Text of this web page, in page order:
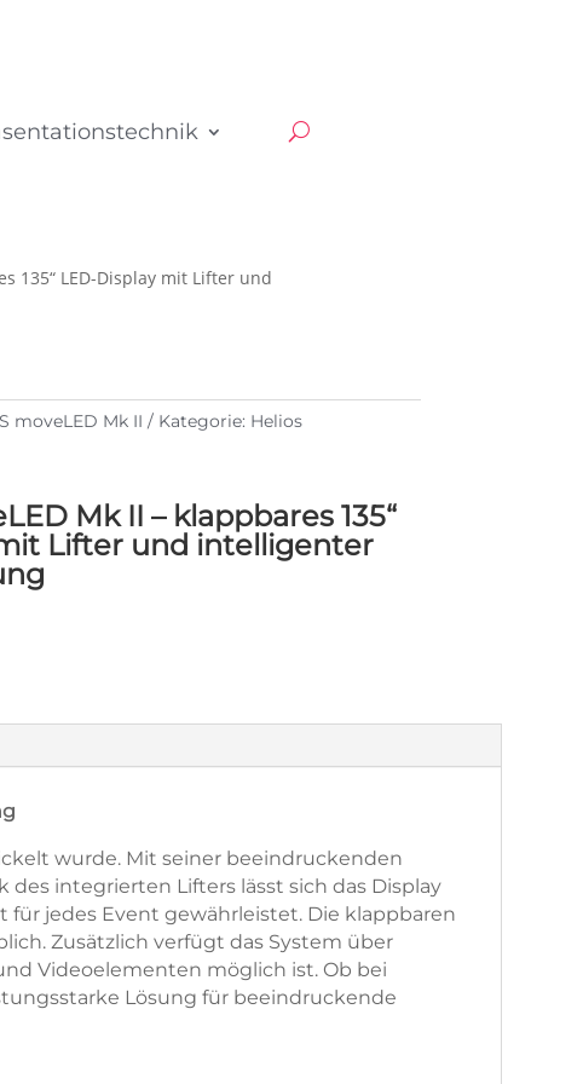
135“ LED-Display mit Lifter und
moveLED Mk II Kategorie: Helios
Mk II – klappbares 135“
Lifter und intelligenter
wurde. Mit seiner beeindruckenden
integrierten Lifters lässt sich das Display
jedes Event gewährleistet. Die klappbaren
Zusätzlich verfügt das System über
Videoelementen möglich ist. Ob bei
Lösung für beeindruckende